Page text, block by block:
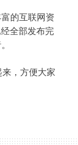
的互联网资
全部发布完
，方便大家